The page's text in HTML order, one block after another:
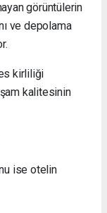
görüntülerin
ve depolama
kirliliği
kalitesinin
ise otelin